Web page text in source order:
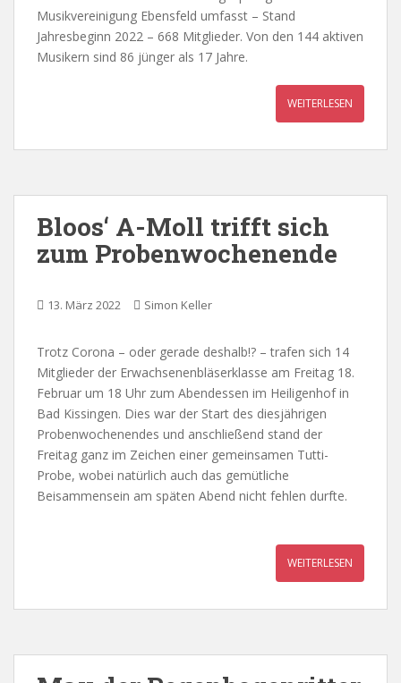
Musikvereinigung Ebensfeld umfasst – Stand
Jahresbeginn 2022 – 668 Mitglieder. Von den 144 aktiven
Musikern sind 86 jünger als 17 Jahre.
WEITERLESEN
Bloos‘ A-Moll trifft sich
zum Probenwochenende
13. März 2022 Simon Keller
Trotz Corona – oder gerade deshalb!? – trafen sich 14
Mitglieder der Erwachsenenbläserklasse am Freitag 18.
Februar um 18 Uhr zum Abendessen im Heiligenhof in
Bad Kissingen. Dies war der Start des diesjährigen
Probenwochenendes und anschließend stand der
Freitag ganz im Zeichen einer gemeinsamen Tutti-
Probe, wobei natürlich auch das gemütliche
Beisammensein am späten Abend nicht fehlen durfte.
WEITERLESEN